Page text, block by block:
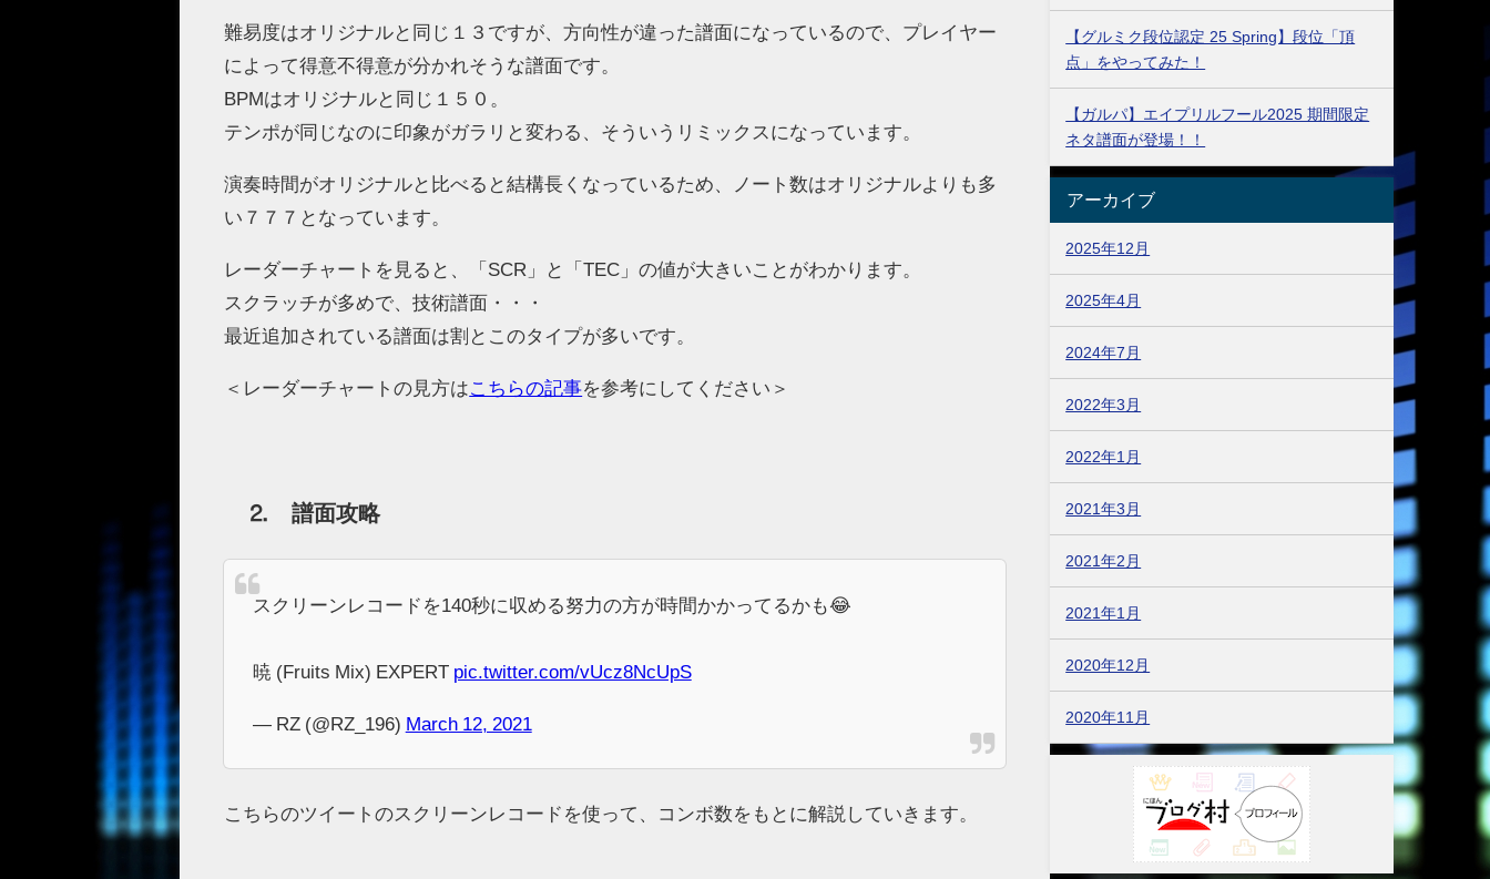
難易度はオリジナルと同じ１３ですが、方向性が違った譜面になっているので、プレイヤー
によって得意不得意が分かれそうな譜面です。
BPMはオリジナルと同じ１５０。
テンポが同じなのに印象がガラリと変わる、そういうリミックスになっています。
演奏時間がオリジナルと比べると結構長くなっているため、ノート数はオリジナルよりも多
い７７７となっています。
レーダーチャートを見ると、「SCR」と「TEC」の値が大きいことがわかります。
スクラッチが多めで、技術譜面・・・
最近追加されている譜面は割とこのタイプが多いです。
＜レーダーチャートの見方は こちらの記事を参考にしてください＞
⒉ 譜面攻略
スクリーンレコードを140秒に収める努力の方が時間かかってるかも😂
暁 (Fruits Mix) EXPERT pic.twitter.com/vUcz8NcUpS
— RZ (@RZ_196) March 12, 2021
こちらのツイートのスクリーンレコードを使って、コンボ数をもとに解説していきます。
【グルミク段位認定 25 Spring】段位「頂
点」をやってみた！
【ガルパ】エイプリルフール2025 期間限定
ネタ譜面が登場！！
アーカイブ
2025年12月
2025年4月
2024年7月
2022年3月
2022年1月
2021年3月
2021年2月
2021年1月
2020年12月
2020年11月